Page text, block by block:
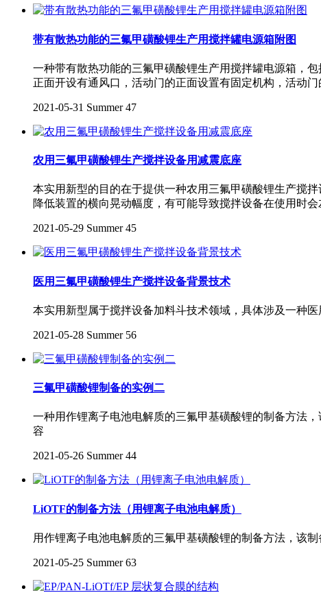
带有散热功能的三氟甲磺酸锂生产用搅拌罐电源箱附图
一种带有散热功能的三氟甲磺酸锂生产用搅拌罐电源箱，
正面开设有通风口，活动门的正面设置有固定机构，活动门
2021-05-31 Summer 47
农用三氟甲磺酸锂生产搅拌设备用减震底座
本实用新型的目的在于提供一种农用三氟甲磺酸锂生产搅
降低装置的横向晃动幅度，有可能导致搅拌设备在使用时
2021-05-29 Summer 45
医用三氟甲磺酸锂生产搅拌设备背景技术
本实用新型属于搅拌设备加料斗技术领域，具体涉及一种
2021-05-28 Summer 56
三氟甲磺酸锂制备的实例二
一种用作锂离子电池电解质的三氟甲基磺酸锂的制备方法
容
2021-05-26 Summer 44
LiOTF的制备方法（用锂离子电池电解质）
用作锂离子电池电解质的三氟甲基磺酸锂的制备方法，该
2021-05-25 Summer 63